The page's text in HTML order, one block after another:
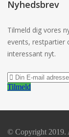
Nyhedsbrev
Tilmeld dig vores
events, restpartier
interessant nyt.
Tilmeld
© Copyright